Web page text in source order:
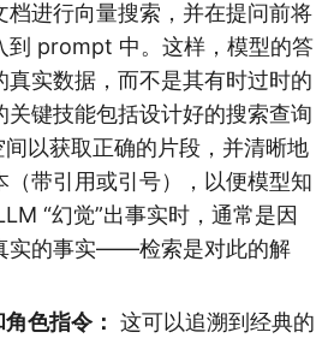
档进行向量搜索，并在提问前将
到 prompt 中。这样，模型的答
真实数据，而不是其有时过时的
关键技能包括设计好的搜索查询
以获取正确的片段，并清晰地
（带引用或引号），以便模型知
“幻觉”出事实时，通常是因
实的事实——检索是对此的解
色指令： 这可以追溯到经典的